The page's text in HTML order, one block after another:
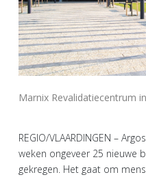
Marnix Revalidatiecentrum
REGIO/VLAARDINGEN –
weken ongeveer 25 nieuwe
gekregen. Het gaat om